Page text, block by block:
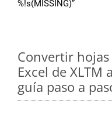
%!s(MISSING)”
Convertir
Excel de XLTM
guía paso a